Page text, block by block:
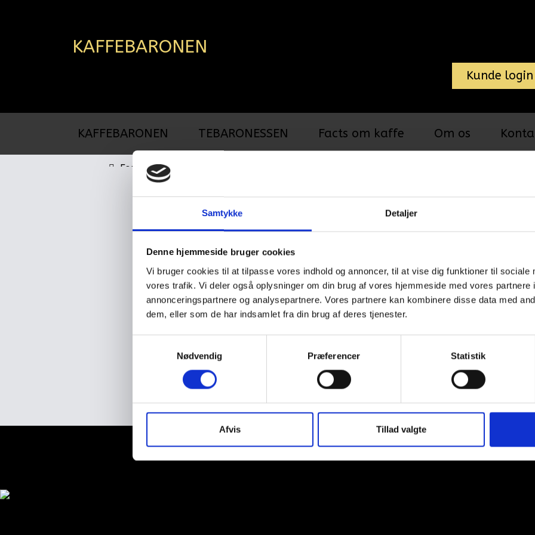
Samtykke Detaljer
Denne hjemmeside bruger cookies
Vi bruger cookies til at tilpasse vores indhold og annoncer, til at vise dig funktioner til sociale
vores trafik. Vi deler også oplysninger om din brug af vores hjemmeside med vores partnere
annonceringspartnere og analysepartnere. Vores partnere kan kombinere disse data med
dem, eller som de har indsamlet fra din brug af deres tjenester.
k
v
Nødvendig Præferencer Statistik
Afvis Tillad valgte
KAFFEBARONEN
Kunde login
KAFFEBARONEN TEBARONESSEN Facts om kaffe Om os
Forside
Sörgårdste, 12x125g
Sörgårdste,
Shopping My account Om os Facts om kaffe